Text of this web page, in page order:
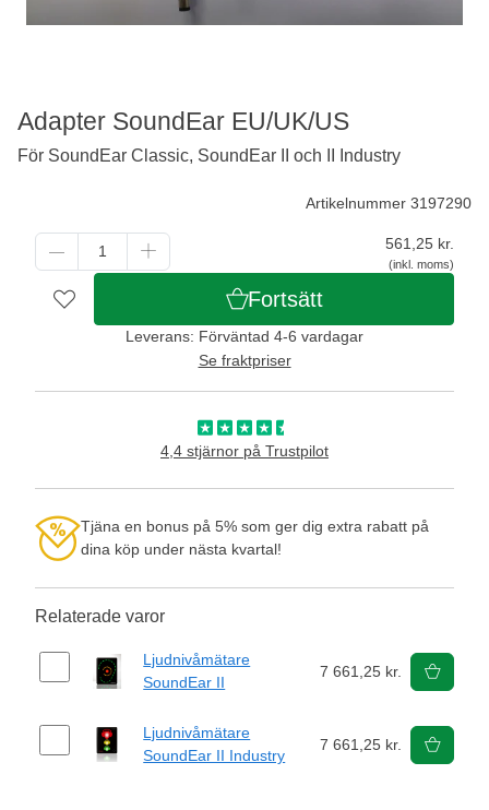
Artikelnummer 3197290
561,25 kr.
(inkl. moms)
Fortsätt
Leverans: Förväntad 4-6 vardagar
Se fraktpriser
4,4 stjärnor på Trustpilot
Tjäna en bonus på 5% som ger dig extra rabatt på
dina köp under nästa kvartal!
Relaterade varor
Ljudnivåmätare
SoundEar II
7 661,25 kr.
Ljudnivåmätare
SoundEar II Industry
7 661,25 kr.
Adapter SoundEar EU/UK/US
För SoundEar Classic, SoundEar II och II Industry